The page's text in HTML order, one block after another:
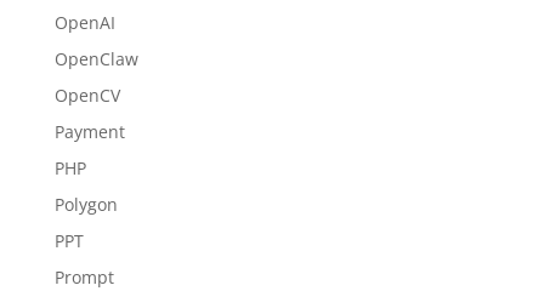
OpenAI
OpenClaw
OpenCV
Payment
PHP
Polygon
PPT
Prompt